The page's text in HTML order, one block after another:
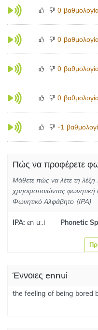
0
0
0
0
-1
Πώς να προφέρετε
Μάθετε πώς να λέτε τη λέξη
χρησιμοποιώντας φωνητική
Φωνητικό Αλφάβητο (IPA)
IPA: ɛnˈuː.i Phonetic
Έννοιες ennui
the feeling of being bored